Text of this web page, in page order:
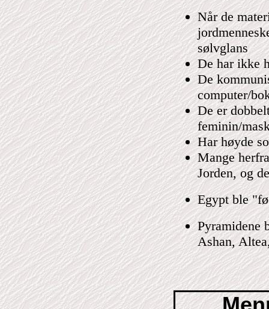
Når de
sølvglans
De har ikke
De
computer/
De er
feminin/
Har høyde
Mange
Jorden, og
Egypt ble
Pyramidene
Ashan,